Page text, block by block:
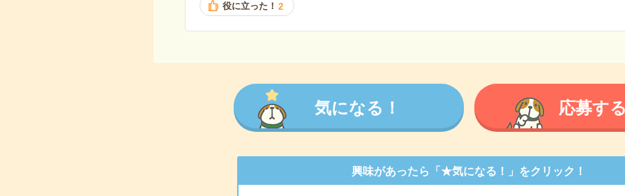
役に立った！ 2
気になる！ 応募す
興味があったら「★気になる！」をクリック！